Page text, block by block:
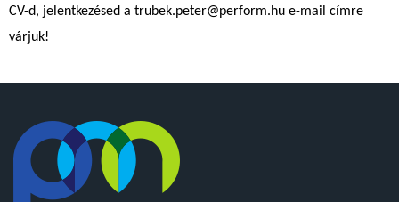
CV-d, jelentkezésed a trubek.peter@perform.hu e-mail címre
várjuk!